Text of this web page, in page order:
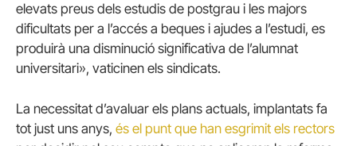
elevats preus dels estudis de postgrau i les majors
dificultats per a l’accés a beques i ajudes a l’estudi, es
produirà una disminució significativa de l’alumnat
universitari», vaticinen els sindicats.
La necessitat d’avaluar els plans actuals, implantats fa
tot just uns anys, és el punt que han esgrimit els rectors